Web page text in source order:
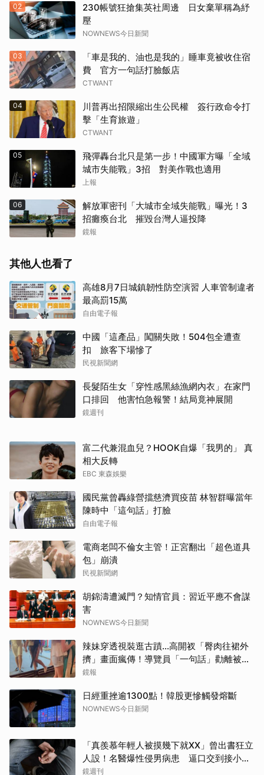
02
230帳號狂搶集英社周邊 日女棄單稱為紓
壓
NOWNEWS今日新聞
03
「車是我的、油也是我的」睡車竟被收住宿
費 官方一句話打臉飯店
CTWANT
04
川普再出招限縮出生公民權 簽行政命令打
擊「生育旅遊」
CTWANT
05
飛彈轟台北只是第一步！中國軍方曝「全域
城市失能戰」3招 對美作戰也適用
上報
06
解放軍密刊「大城市全域失能戰」曝光！3
招癱瘓台北 摧毀台灣人逼投降
鏡報
其他人也看了
高雄8月7日城鎮韌性防空演習 人車管制違者
最高罰15萬
自由電子報
中國「這產品」闖關失敗！504包全遭查
扣 旅客下場慘了
民視新聞網
長髮陌生女「穿性感黑絲漁網內衣」在家門
口排回 他害怕急報警！結局竟神展開
鏡週刊
富二代兼混血兒？HOOK自爆「我男的」 真
相大反轉
EBC 東森娛樂
國民黨曾轟綠營擋慈濟買疫苗 林智群曝當年
陳時中「這句話」打臉
自由電子報
電商老闆不倫女主管！正宮翻出「超色道具
包」崩潰
民視新聞網
胡錦濤遭滅門？知情官員：習近平應不會謀
害
NOWNEWS今日新聞
辣妹穿透視裝逛古蹟…高開衩「臀肉往裙外
擠」畫面瘋傳！導覽員「一句話」勸離被狂
讚
鏡報
日經重挫逾1300點！韓股更慘觸發熔斷
NOWNEWS今日新聞
「真羨慕年輕人被摸幾下就XX」曾出書狂立
人設！名醫爆性侵男病患 逼口交到接小孩
鬧鐘響才停
鏡週刊